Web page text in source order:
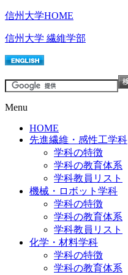
信州大学HOME
信州大学 繊維学部
Menu
HOME
先進繊維・感性工学科
学科の特徴
学科の教育体系
学科教員リスト
機械・ロボット学科
学科の特徴
学科の教育体系
学科教員リスト
化学・材料学科
学科の特徴
学科の教育体系